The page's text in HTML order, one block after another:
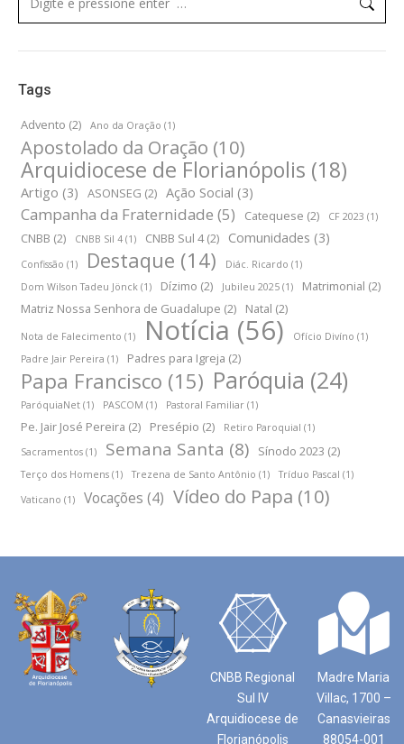
Tags
Advento (2) Ano da Oração (1)
Apostolado da Oração (10)
Arquidiocese de Florianópolis (18)
Artigo (3) ASONSEG (2) Ação Social (3)
Campanha da Fraternidade (5) Catequese (2) CF 2023 (1)
CNBB (2) CNBB Sil 4 (1) CNBB Sul 4(2) Comunidades (3)
Confissão (1) Destaque (14) Diác. Ricardo (1)
Dom Wilson Tadeu Jönck (1) Dízimo (2) Jubileu 2025 (1) Matrimonial (2)
Matriz Nossa Senhora de Guadalupe (2) Natal (2)
Nota de Falecimento (1) Notícia (56) Ofício Divíno (1)
Padre Jair Pereira (1) Padres para Igreja (2)
Papa Francisco (15) Paróquia (24)
ParóquiaNet (1) PASCOM (1) Pastoral Familiar (1)
Pe. Jair José Pereira (2) Presépio (2) Retiro Paroquial (1)
Sacramentos (1) Semana Santa (8) Sínodo 2023 (2)
Terço dos Homens (1) Trezena de Santo Antônio (1) Tríduo Pascal (1)
Vaticano (1) Vocações (4) Vídeo do Papa (10)
CNBB Regional
Sul IV
Arquidiocese de
Florianópolis
Madre Maria
Villac, 1700 –
Canasvieiras
88054-001